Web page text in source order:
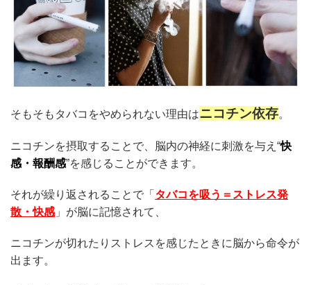
そもそもタバコをやめられない理由はニコチン依存。
ニコチンを摂取することで、脳内の神経に刺激を与え“快
感・報酬感”を感じることができます。
それが繰り返されることで「 タバコを吸う＝ストレス発
散・快感 」が脳に記憶されて、
ニコチンが切れたりストレスを感じたときに脳から命令が
出ます。